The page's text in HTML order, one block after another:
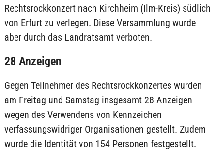
Rechtsrockkonzert nach Kirchheim (Ilm-Kreis) südlich
von Erfurt zu verlegen. Diese Versammlung wurde
aber durch das Landratsamt verboten.
28 Anzeigen
Gegen Teilnehmer des Rechtsrockkonzertes wurden
am Freitag und Samstag insgesamt 28 Anzeigen
wegen des Verwendens von Kennzeichen
verfassungswidriger Organisationen gestellt. Zudem
wurde die Identität von 154 Personen festgestellt.